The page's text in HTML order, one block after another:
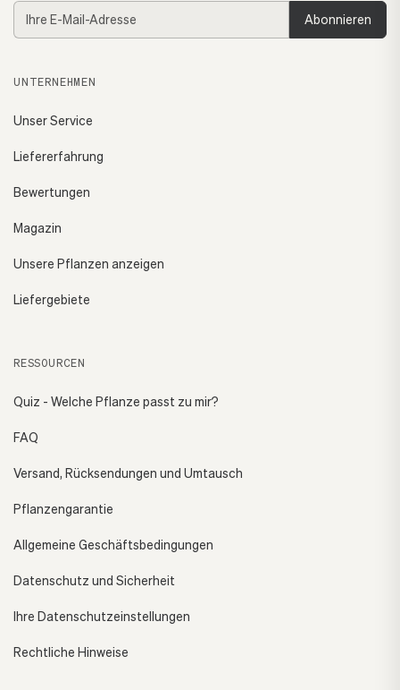
E-
UNTERNEHMEN
Unser Service
Liefererfahrung
Bewertungen
Magazin
Unsere Pflanzen anzeigen
Liefergebiete
RESSOURCEN
Quiz - Welche Pflanze passt zu mir?
FAQ
Versand, Rücksendungen und Umtausch
Pflanzengarantie
Allgemeine Geschäftsbedingungen
Datenschutz und Sicherheit
Ihre Datenschutzeinstellungen
Rechtliche Hinweise